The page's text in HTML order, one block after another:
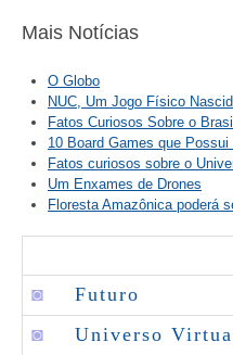
Mais Notícias
O Globo
NUC, Um Jogo Físico
Fatos Curiosos Sobre o Brasil
10 Board Games que Possui
Fatos curiosos sobre o
Um Enxames de Drones
Floresta Amazônica poderá
◙
Futuro
◙
Universo